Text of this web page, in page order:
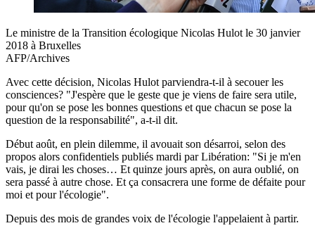
Le ministre de la Transition écologique Nicolas Hulot le 30 janvier
2018 à Bruxelles
AFP/Archives
Avec cette décision, Nicolas Hulot parviendra-t-il à secouer les
consciences? "J'espère que le geste que je viens de faire sera utile,
pour qu'on se pose les bonnes questions et que chacun se pose la
question de la responsabilité", a-t-il dit.
Début août, en plein dilemme, il avouait son désarroi, selon des
propos alors confidentiels publiés mardi par Libération: "Si je m'en
vais, je dirai les choses… Et quinze jours après, on aura oublié, on
sera passé à autre chose. Et ça consacrera une forme de défaite pour
moi et pour l'écologie".
Depuis des mois de grandes voix de l'écologie l'appelaient à partir.